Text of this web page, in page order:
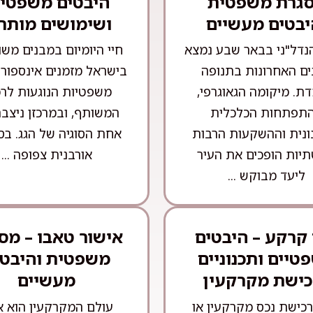
מעשיים
בבאר שבע נמצא
האחרונות בתנופה
מיקומה הגאוגרפי,
הכלכלית
וההשקעות הרבות
הופכים את העיר
ליעד מבוקש ...
ושימושים
חיי היומיום במבנים
בישראל מזמנים אינספור
משפטיות הנוגעות
המשותף, ובמרכזן
אחת הסוגיה של הגג.
אורבנית צפופה ...
קרקע – היבטים
ותכנוניים
מקרקעין
נכס מקרקעין או
אישור טאבו –
משפטית
מעשיים
עולם המקרקעין הוא